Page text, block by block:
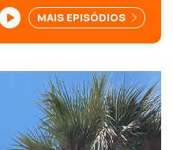
MAIS EPISÓDIOS